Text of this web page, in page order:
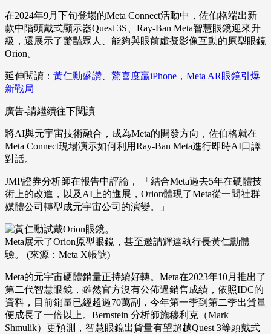
在2024年9月下旬登場的Meta Connect活動中，佐伯格端出新
款中階頭戴式顯示器Quest 3S、Ray-Ban Meta智慧眼鏡迎來升
級，還展示了驚豔眾人、能夠與眼前虛擬影像互動的原型眼鏡
Orion。
延伸閱讀： 黃仁勳盛讚、驚喜度贏iPhone，Meta AR眼鏡引爆
新戰局
廣告-請繼續往下閱讀
將AI與元宇宙技術融合，成為Meta的開發方向，佐伯格就在
Meta Connect現場演示如何利用Ray-Ban Meta進行即時AI口譯
對話。
JMP證券分析師在報告中評論， 「結合Meta過去5年在硬體技
術上的改進，以及AI上的進展，Orion體現了Meta從一間社群
媒體公司轉型成元宇宙公司的演變。」
Meta展示了Orion原型眼鏡，甚至邀請輝達執行長黃仁勳體
驗。 (來源：Meta X帳號)
Meta的元宇宙硬體銷量正持續好轉。Meta在2023年10月推出了
第二代智慧眼鏡，雖然官方沒有公佈過銷售成績，依照IDC的
資料，目前銷量已經超過70萬副，今年第一季到第二季出貨量
便成長了一倍以上。Bernstein 分析師施穆利克（Mark
Shmulik）更預測，智慧眼鏡出貨量有望超越Quest 3等頭戴式